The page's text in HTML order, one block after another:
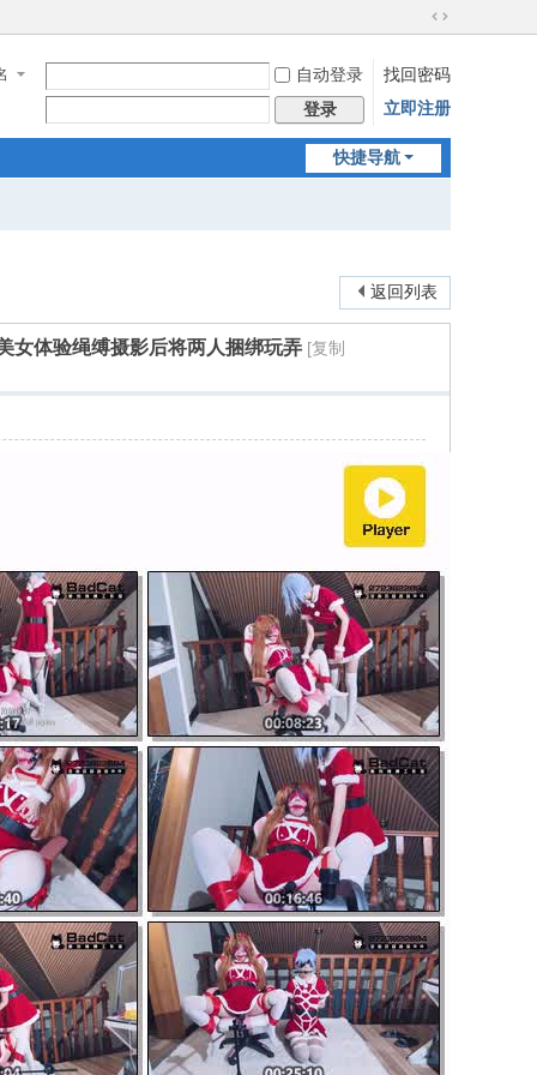
切
到
宽
自动登录
找回密码
登录
立即注册
快捷导航
返回列表
女体验绳缚摄影后将两人捆绑玩弄 [复制